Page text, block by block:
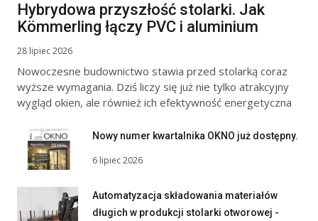
Hybrydowa przyszłość stolarki. Jak
Kömmerling łączy PVC i aluminium
28 lipiec 2026
Nowoczesne budownictwo stawia przed stolarką coraz
wyższe wymagania. Dziś liczy się już nie tylko atrakcyjny
wygląd okien, ale również ich efektywność energetyczna
Nowy numer kwartalnika OKNO już dostępny.
6 lipiec 2026
Automatyzacja składowania materiałów
długich w produkcji stolarki otworowej -